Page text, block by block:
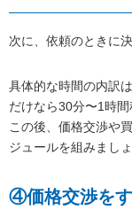
次に、依頼のときに
具体的な時間の内訳
だけなら30分〜1時間
この後、価格交渉や
ジュールを組みましょ
④価格交渉を